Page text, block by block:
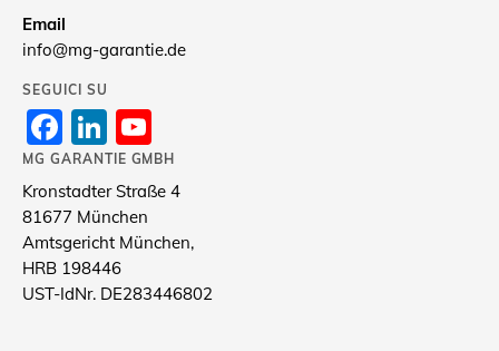
Email
info@mg-garantie.de
SEGUICI SU
Facebook
LinkedIn
Channel
MG GARANTIE GMBH
Kronstadter Straße 4
81677 München
Amtsgericht München,
HRB 198446
UST-IdNr. DE283446802